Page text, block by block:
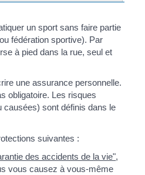
un sport sans faire partie
fédération sportive). Par
à pied dans la rue, seul et
une assurance personnelle.
obligatoire. Les risques
sont définis dans le
suivantes :
des accidents de la vie",
vous causez à vous-même